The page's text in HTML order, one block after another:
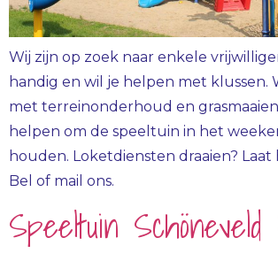
Wij zijn op zoek naar enkele
handig en wil je helpen met klussen.
met terreinonderhoud en
helpen om de speeltuin in het
houden. Loketdiensten draaien? Laat
Bel of mail ons.
Speeltuin